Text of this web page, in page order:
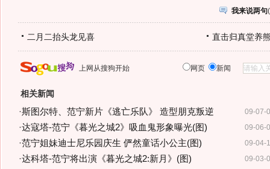
我来说两句(
二月二抬头龙见喜 直击归真堂养
上网从搜狗开始 网页 新闻
相关新闻
09-07-
·斯图尔特、范宁新片《逃亡乐队》 造型朋克叛逆
09-06-
·达寇塔-范宁《暮光之城2》吸血鬼形象曝光(图)
09-04-
·范宁姐妹迪士尼乐园庆生 俨然童话小公主(图)
09-03-
·达科塔-范宁将出演《暮光之城2:新月》(图)